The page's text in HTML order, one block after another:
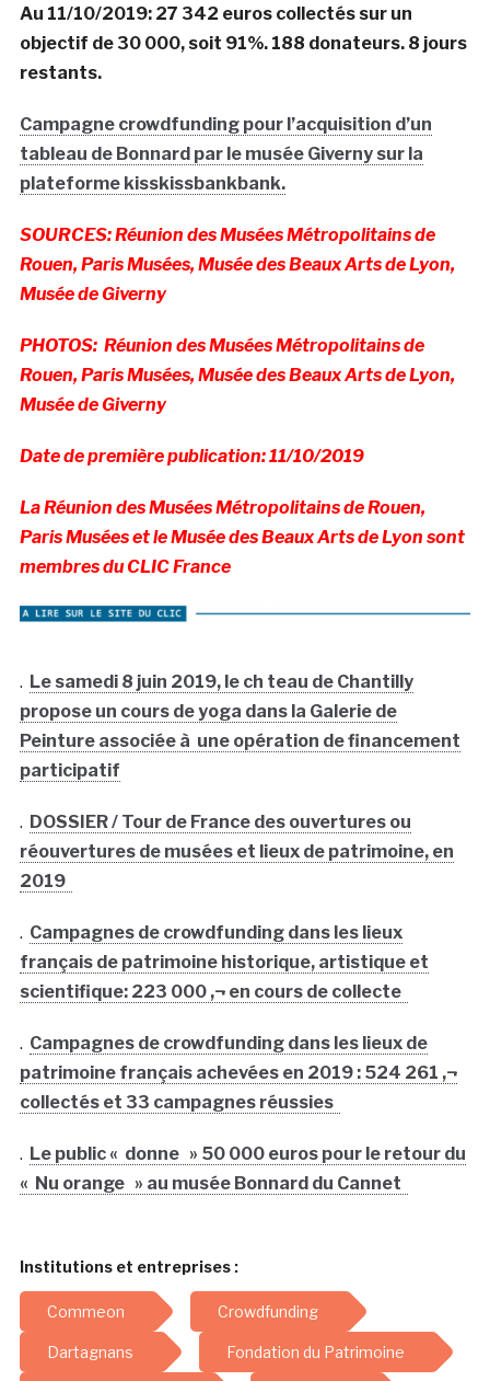
Au 11/10/2019: 27 342 euros collectés sur un
objectif de 30 000, soit 91%. 188 donateurs. 8 jours
restants.
Campagne crowdfunding pour l’acquisition d’un
tableau de Bonnard par le musée Giverny sur la
plateforme kisskissbankbank.
SOURCES: Réunion des Musées Métropolitains de
Rouen, Paris Musées, Musée des Beaux Arts de Lyon,
Musée de Giverny
PHOTOS: Réunion des Musées Métropolitains de
Rouen, Paris Musées, Musée des Beaux Arts de Lyon,
Musée de Giverny
Date de première publication: 11/10/2019
La Réunion des Musées Métropolitains de Rouen,
Paris Musées et le Musée des Beaux Arts de Lyon sont
membres du CLIC France
. Le samedi 8 juin 2019, le ch teau de Chantilly
propose un cours de yoga dans la Galerie de
Peinture associée à une opération de financement
participatif
. DOSSIER / Tour de France des ouvertures ou
réouvertures de musées et lieux de patrimoine, en
2019
. Campagnes de crowdfunding dans les lieux
français de patrimoine historique, artistique et
scientifique: 223 000 ‚¬ en cours de collecte
. Campagnes de crowdfunding dans les lieux de
patrimoine français achevées en 2019 : 524 261 ‚¬
collectés et 33 campagnes réussies
. Le public « donne » 50 000 euros pour le retour du
« Nu orange » au musée Bonnard du Cannet
Institutions et entreprises :
Commeon Crowdfunding
Dartagnans Fondation du Patrimoine